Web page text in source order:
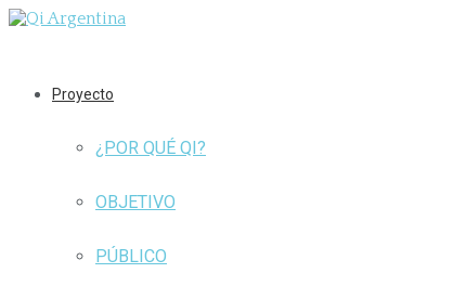
Proyecto
¿POR QUÉ QI?
OBJETIVO
PÚBLICO